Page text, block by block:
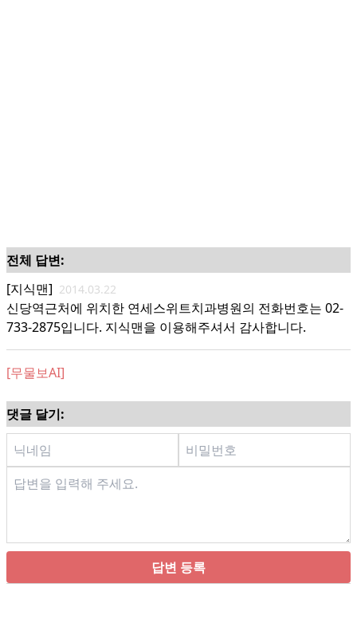
전체 답변:
[지식맨] 2014.03.22
신당역근처에 위치한 연세스위트치과병원의 전화번호는 02-
733-2875입니다. 지식맨을 이용해주셔서 감사합니다.
[무물보AI]
댓글 달기:
답변 등록